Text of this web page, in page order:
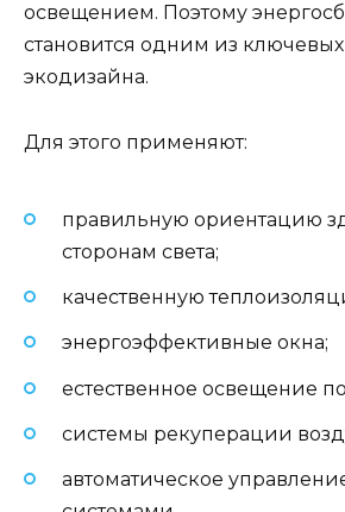
освещением. Поэтому
становится одним из
экодизайна.
Для этого применяют:
правильную ориентацию
сторонам света;
качественную
энергоэффективные окна;
естественное освещение
системы рекуперации
автоматическое